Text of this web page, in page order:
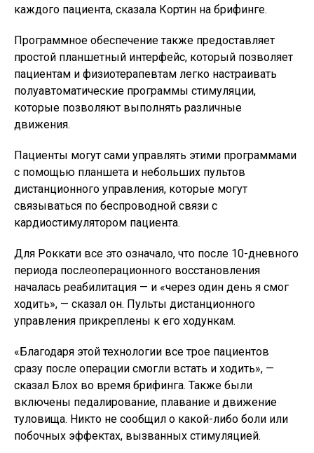
каждого пациента, сказала Кортин на брифинге.
Программное обеспечение также предоставляет
простой планшетный интерфейс, который позволяет
пациентам и физиотерапевтам легко настраивать
полуавтоматические программы стимуляции,
которые позволяют выполнять различные
движения.
Пациенты могут сами управлять этими программами
с помощью планшета и небольших пультов
дистанционного управления, которые могут
связываться по беспроводной связи с
кардиостимулятором пациента.
Для Роккати все это означало, что после 10-дневного
периода послеоперационного восстановления
началась реабилитация — и «через один день я смог
ходить», — сказал он. Пульты дистанционного
управления прикреплены к его ходункам.
«Благодаря этой технологии все трое пациентов
сразу после операции смогли встать и ходить», —
сказал Блох во время брифинга. Также были
включены педалирование, плавание и движение
туловища. Никто не сообщил о какой-либо боли или
побочных эффектах, вызванных стимуляцией.